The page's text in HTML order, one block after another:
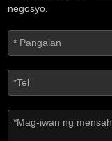
negosyo.